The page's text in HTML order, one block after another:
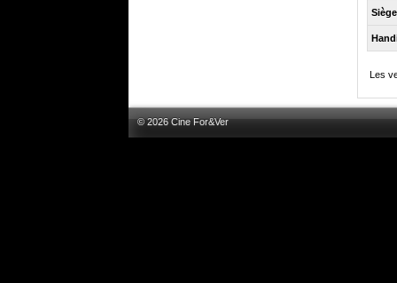
Les
© 2026 Cine For&Ver